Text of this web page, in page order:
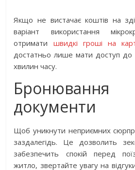
Якщо не вистачає коштів на
варіант використання
отримати швидкі гроші на
достатньо лише мати доступ до
хвилин часу.
документи
Щоб уникнути неприємних
заздалегідь. Це дозволить
забезпечить спокій перед
житло, звертайте увагу на